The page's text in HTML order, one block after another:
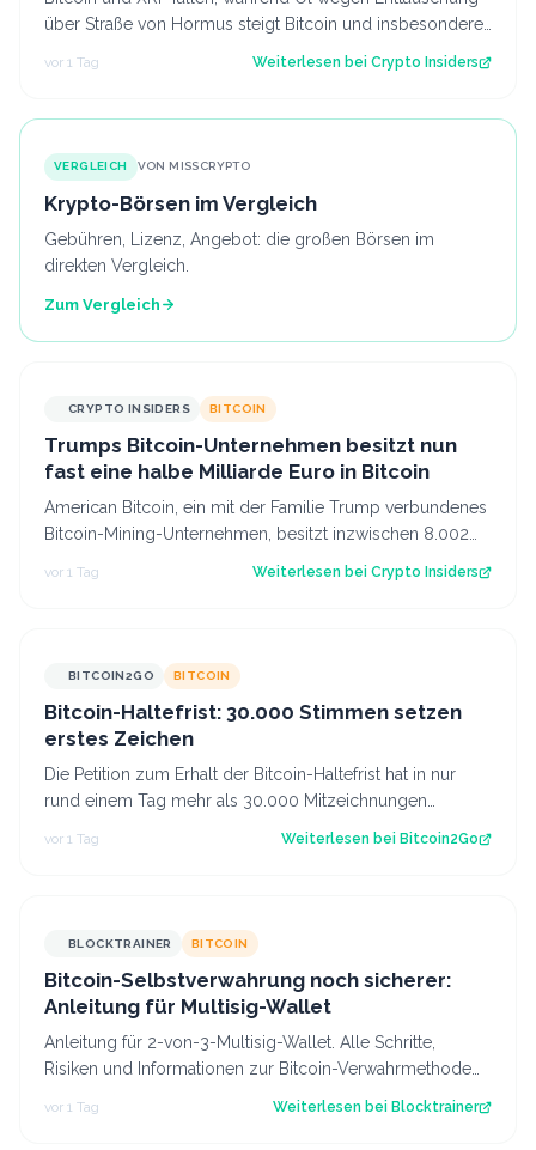
über Straße von Hormus steigt Bitcoin und insbesondere
Altcoins wie XRP und Solana hab…
vor 1 Tag Weiterlesen bei Crypto Insiders
VERGLEICH VON MISSCRYPTO
Krypto-Börsen im Vergleich
Gebühren, Lizenz, Angebot: die großen Börsen im
direkten Vergleich.
Zum Vergleich
CRYPTO INSIDERS BITCOIN
Trumps Bitcoin-Unternehmen besitzt nun
fast eine halbe Milliarde Euro in Bitcoin
American Bitcoin, ein mit der Familie Trump verbundenes
Bitcoin-Mining-Unternehmen, besitzt inzwischen 8.002
vor 1 Tag Weiterlesen bei Crypto Insiders
BITCOIN2GO BITCOIN
Bitcoin-Haltefrist: 30.000 Stimmen setzen
erstes Zeichen
Die Petition zum Erhalt der Bitcoin-Haltefrist hat in nur
rund einem Tag mehr als 30.000 Mitzeichnungen
vor 1 Tag Weiterlesen bei Bitcoin2Go
BLOCKTRAINER BITCOIN
Bitcoin-Selbstverwahrung noch sicherer:
Anleitung für Multisig-Wallet
Anleitung für 2-von-3-Multisig-Wallet. Alle Schritte,
Risiken und Informationen zur Bitcoin-Verwahrmethode
vor 1 Tag Weiterlesen bei Blocktrainer